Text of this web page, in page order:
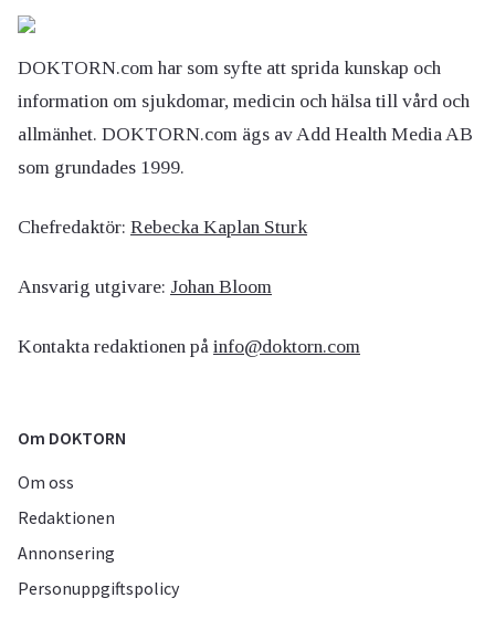
DOKTORN.com har som syfte att sprida kunskap och
information om sjukdomar, medicin och hälsa till vård och
allmänhet. DOKTORN.com ägs av Add Health Media AB
som grundades 1999.
Chefredaktör: Rebecka Kaplan Sturk
Ansvarig utgivare: Johan Bloom
Kontakta redaktionen på info@doktorn.com
Om DOKTORN
Om oss
Redaktionen
Annonsering
Personuppgiftspolicy